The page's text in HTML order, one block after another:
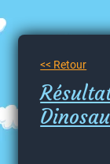
<< Retour